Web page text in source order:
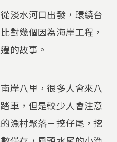
淡水河口出發，環繞台
對幾個因為海岸工程，
的故事。
岸八里，很多人會來八
車，但是較少人會注意
漁村聚落－挖仔尾，挖